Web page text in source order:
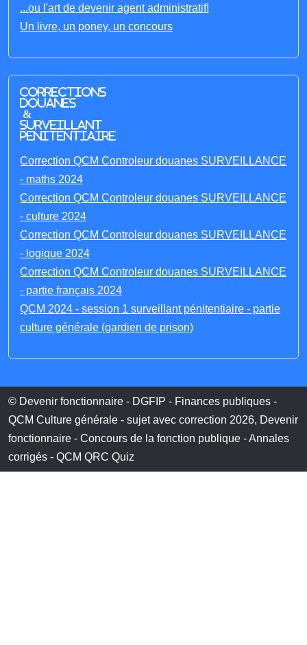
...ou l'art de devenir agent administratif!
Un livre, un poney, un concours
Corrections
Douanes
&
Surveillant
penitentiaire
Correction QCM Controleur douanes SURVEILLANCE
- maths 2024
Correction QCM Controleur douanes SURVEILLANCE
- culture 2024
Correction QCM Controleur douanes SURVEILLANCE
- logique 2024
Correction QCM Controleur douanes SURVEILLANCE
- partie français 2024
QCM 2024 - session 1 surveillant pénitentiaire - partie
culture générale (gardien de prison)
© Devenir fonctionnaire - DGFIP - Finances publiques -
QCM Culture générale - sujet avec correction 2026, Devenir
fonctionnaire - Concours de la fonction publique - Annales
corrigés - QCM QRC Quiz